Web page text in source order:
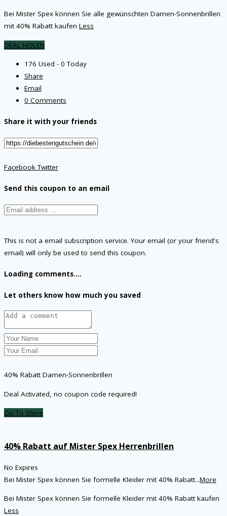
Bei Mister Spex können Sie alle gewünschten Damen-Sonnenbrillen
mit 40% Rabatt kaufen Less
DEAL HOLEN
176 Used - 0 Today
Share
Email
0 Comments
Share it with your friends
FacebookTwitter
Send this coupon to an email
This is not a email subscription service. Your email (or your friend's
email) will only be used to send this coupon.
Loading comments....
Let others know how much you saved
40% Rabatt Damen-Sonnenbrillen
Deal Activated, no coupon code required!
Go To Store
40% Rabatt auf Mister Spex Herrenbrillen
No Expires
Bei Mister Spex können Sie formelle Kleider mit 40% Rabatt...More
Bei Mister Spex können Sie formelle Kleider mit 40% Rabatt kaufen
Less